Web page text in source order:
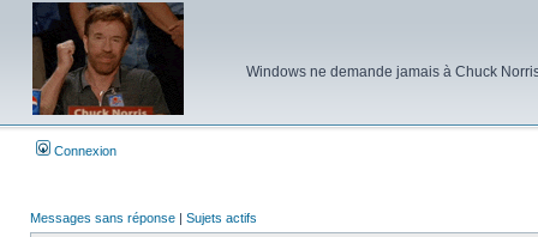
Windows ne demande jamais à Chuck
Connexion
Messages sans réponse | Sujets actifs